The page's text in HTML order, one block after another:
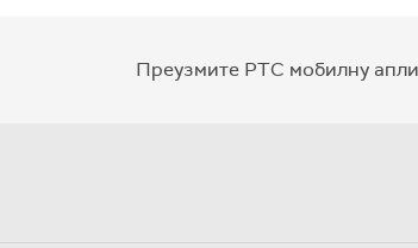
Преузмите РТС мобилну